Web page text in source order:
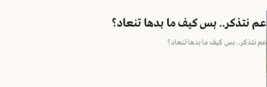
عم نتذكر.. بس كيف ما بدها تنعاد؟
عم نتذكر.. بس كيف ما بدها تنعاد؟